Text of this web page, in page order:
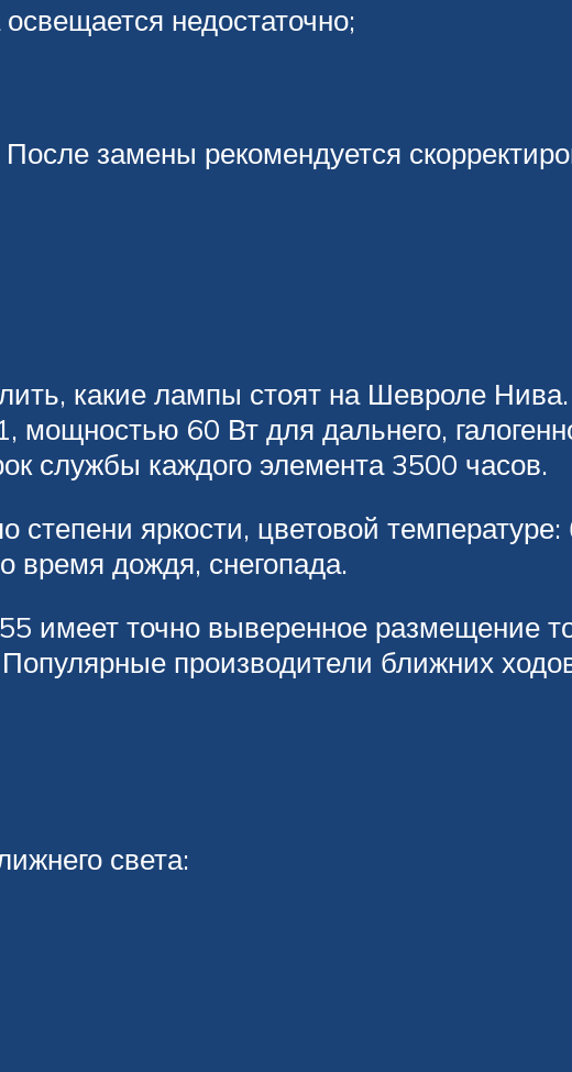
недостаточно;
замены рекомендуется
какие лампы стоят на Шевроле
60 Вт для дальнего,
службы каждого элемента 3500 часов.
степени яркости, цветовой
время дождя, снегопада.
имеет точно выверенное размещение
производители ближних
света: